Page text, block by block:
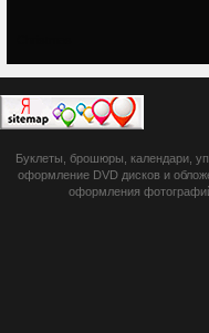
botsetto.ru -
photoshop,
шрифты,
Буклеты, брошюры, календари,
оформление DVD дисков и
оформления